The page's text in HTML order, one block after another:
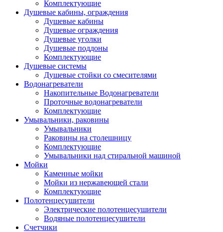
Комплектующие
Душевые кабины, ограждения
Душевые кабины
Душевые ограждения
Душевые уголки
Душевые поддоны
Комплектующие
Душевые системы
Душевые стойки со смесителями
Водонагреватели
Накопительные Водонагреватели
Проточные водонагреватели
Комплектующие
Умывальники, раковины
Умывальники
Раковины на столешницу
Комплектующие
Умывальники над стиральной машиной
Мойки
Каменные мойки
Мойки из нержавеющей стали
Комплектующие
Полотенцесушители
Электрические полотенцесушители
Водяные полотенцесушители
Счетчики